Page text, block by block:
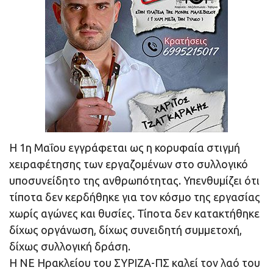
Η 1η Μαΐου εγγράφεται ως η κορυφαία στιγμή
χειραφέτησης των εργαζομένων στο συλλογικό
υποσυνείδητο της ανθρωπότητας. Υπενθυμίζει ότι
τίποτα δεν κερδήθηκε για τον κόσμο της εργασίας
χωρίς αγώνες και θυσίες. Τίποτα δεν κατακτήθηκε
δίχως οργάνωση, δίχως συνειδητή συμμετοχή,
δίχως συλλογική δράση.
Η ΝΕ Ηρακλείου του ΣΥΡΙΖΑ-ΠΣ καλεί τον λαό του